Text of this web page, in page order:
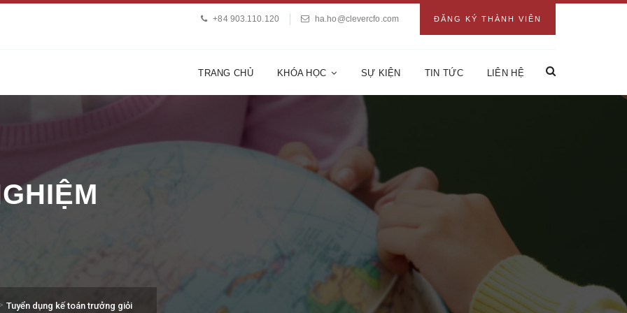
ĐĂNG KÝ THÀNH VIÊN
+84 903.110.120 ha.ho@clevercfo.com
TRANG CHỦ KHÓA HỌC SỰ KIỆN TIN TỨC LIÊN HỆ
Tuyển dụng kế toán trưởng giỏi